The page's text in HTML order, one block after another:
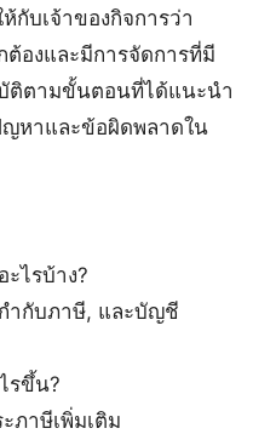
กับเจ้าของกิจการว่า
ต้องและมีการจัดการที่มี
ติตามขั้นตอนที่ได้แนะนำ
หาและข้อผิดพลาดใน
ไรบ้าง?
กำกับภาษี, และบัญชี
รขึ้น?
ภาษีเพิ่มเติม